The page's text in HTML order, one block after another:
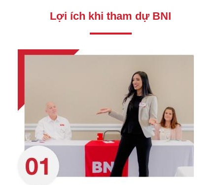
Lợi ích khi tham dự BNI